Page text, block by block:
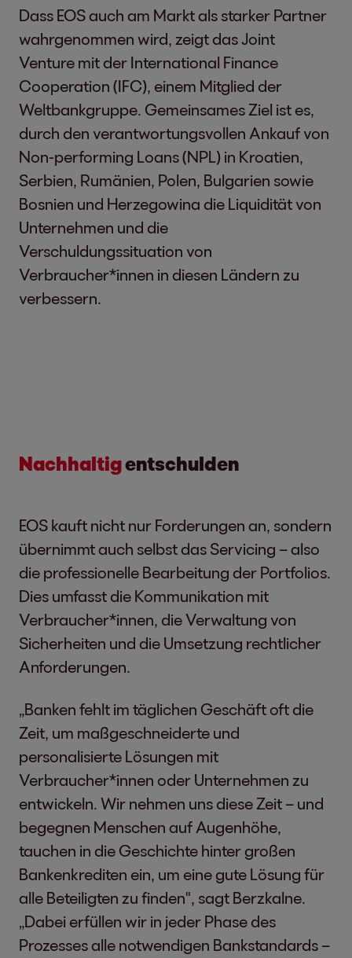
Dass EOS auch am Markt als starker Partner
wahrgenommen wird, zeigt das Joint
Venture mit der International Finance
Cooperation (IFC), einem Mitglied der
Weltbankgruppe. Gemeinsames Ziel ist es,
durch den verantwortungsvollen Ankauf von
Non-performing Loans (NPL) in Kroatien,
Serbien, Rumänien, Polen, Bulgarien sowie
Bosnien und Herzegowina die Liquidität von
Unternehmen und die
Verschuldungssituation von
Verbraucher*innen in diesen Ländern zu
verbessern.
Nachhaltigentschulden
EOS kauft nicht nur Forderungen an, sondern
übernimmt auch selbst das Servicing – also
die professionelle Bearbeitung der Portfolios.
Dies umfasst die Kommunikation mit
Verbraucher*innen, die Verwaltung von
Sicherheiten und die Umsetzung rechtlicher
Anforderungen.
„Banken fehlt im täglichen Geschäft oft die
Zeit, um maßgeschneiderte und
personalisierte Lösungen mit
Verbraucher*innen oder Unternehmen zu
entwickeln. Wir nehmen uns diese Zeit – und
begegnen Menschen auf Augenhöhe,
tauchen in die Geschichte hinter großen
Bankenkrediten ein, um eine gute Lösung für
alle Beteiligten zu finden", sagt Berzkalne.
„Dabei erfüllen wir in jeder Phase des
Prozesses alle notwendigen Bankstandards –